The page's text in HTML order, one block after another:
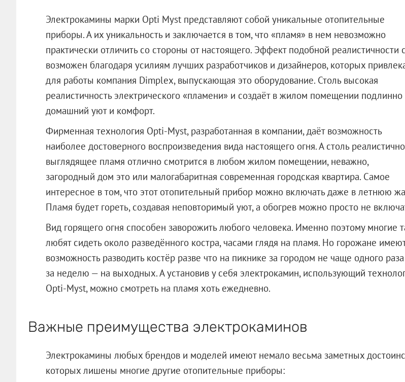
Электрокамины марки Opti Myst представляют собой уникальные отопительные
приборы. А их уникальность и заключается в том, что «пламя» в нем невозможно
практически отличить со стороны от настоящего. Эффект подобной реалистичности
возможен благодаря усилиям лучших разработчиков и дизайнеров, которых
для работы компания Dimplex, выпускающая это оборудование. Столь высокая
реалистичность электрического «пламени» и создаёт в жилом помещении подлинно
домашний уют и комфорт.
Фирменная технология Opti-Myst, разработанная в компании, даёт возможность
наиболее достоверного воспроизведения вида настоящего огня. А столь реалистично
выглядящее пламя отлично смотрится в любом жилом помещении, неважно,
загородный дом это или малогабаритная современная городская квартира. Самое
интересное в том, что этот отопительный прибор можно включать даже в летнюю
Пламя будет гореть, создавая неповторимый уют, а обогрев можно просто не
Вид горящего огня способен заворожить любого человека. Именно поэтому многие
любят сидеть около разведённого костра, часами глядя на пламя. Но горожане
возможность разводить костёр разве что на пикнике за городом не чаще одного раза
за неделю — на выходных. А установив у себя электрокамин, использующий
Opti-Myst, можно смотреть на пламя хоть ежедневно.
Важные преимущества электрокаминов
Электрокамины любых брендов и моделей имеют немало весьма заметных
которых лишены многие другие отопительные приборы: